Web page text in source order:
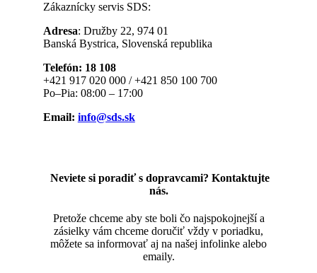
Zákaznícky servis SDS:
Adresa: Družby 22, 974 01
Banská Bystrica, Slovenská republika
Telefón: 18 108
+421 917 020 000 / +421 850 100 700
Po–Pia: 08:00 – 17:00
Email: info@sds.sk
Neviete si poradiť s dopravcami? Kontaktujte
nás.
Pretože chceme aby ste boli čo najspokojnejší a
zásielky vám chceme doručiť vždy v poriadku,
môžete sa informovať aj na našej infolinke alebo
emaily.